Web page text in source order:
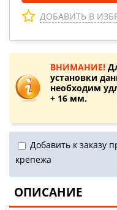
ДОБАВИТЬ В
ВНИМАНИЕ!
установки
необходим
+ 16 мм.
Добавить к заказу
крепежа
ОПИСАНИЕ